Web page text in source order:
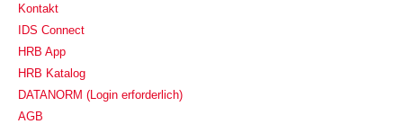
Kontakt
IDS Connect
HRB App
HRB Katalog
DATANORM (Login erforderlich)
AGB